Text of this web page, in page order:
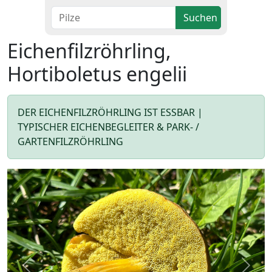
Suchen
Eichenfilzröhrling,
Hortiboletus engelii
DER EICHENFILZRÖHRLING IST ESSBAR |
TYPISCHER EICHENBEGLEITER & PARK- /
GARTENFILZRÖHRLING